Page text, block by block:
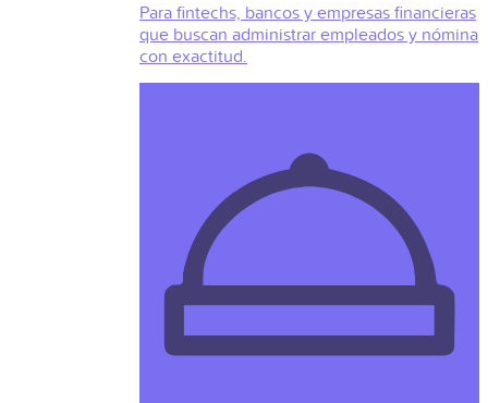
Para fintechs, bancos y empresas financieras
que buscan administrar empleados y nómina
con exactitud.